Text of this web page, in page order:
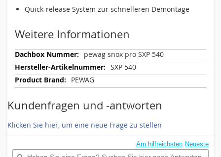
Quick-release System zur schnelleren Demontage
Weitere Informationen
Weitere
Informationen
pewag snox pro SXP 540
SXP 540
PEWAG
Kundenfragen und -antworten
Klicken Sie hier, um eine neue Frage zu stellen
Neueste
Am hilfreichsten